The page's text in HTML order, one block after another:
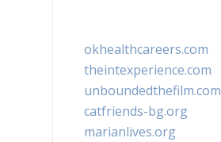
okhealthcareers.com
theintexperience.com
unboundedthefilm.com
catfriends-bg.org
marianlives.org